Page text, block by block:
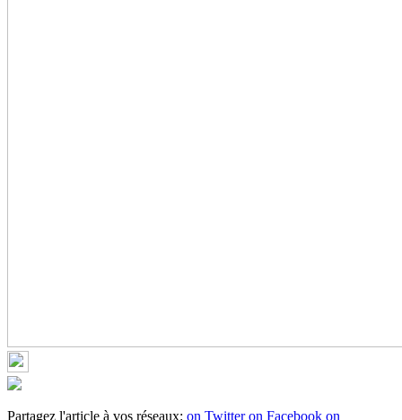
Partagez l'article à vos réseaux: on Twitter on Facebook on